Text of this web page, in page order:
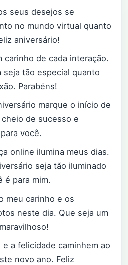
seus desejos se
no mundo virtual quanto
aniversário!
carinho de cada interação.
seja tão especial quanto
Parabéns!
marque o início de
de sucesso e
você.
online ilumina meus dias.
seja tão iluminado
é para mim.
meu carinho e os
neste dia. Que seja um
e a felicidade caminhem ao
novo ano. Feliz